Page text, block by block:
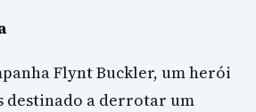
Flynt Buckler, um herói
destinado a derrotar um